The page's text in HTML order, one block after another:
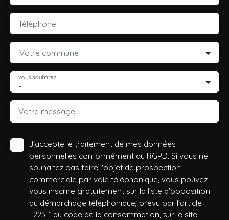
Téléphone
Votre commune
-
Vous souhaitez
Votre message
J'accepte le traitement de mes données
personnelles conformément au RGPD. Si vous ne
souhaitez pas faire l'objet de prospection
commerciale par voie téléphonique, vous pouvez
vous inscrire gratuitement sur la liste d'opposition
au démarchage téléphonique, prévu par l'article
L223-1 du code de la consommation, sur le site